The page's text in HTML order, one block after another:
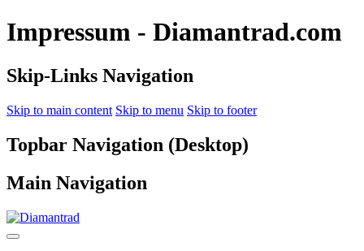
Impressum - Diamantrad.com
Skip-Links Navigation
Skip to main content Skip to menu Skip to footer
Topbar Navigation (Desktop)
Main Navigation